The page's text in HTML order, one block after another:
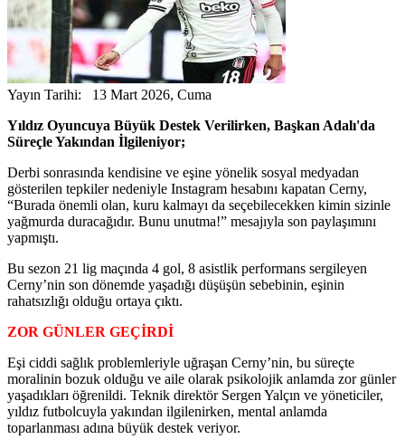
Yayın Tarihi: 13 Mart 2026, Cuma
Yıldız Oyuncuya Büyük Destek Verilirken, Başkan Adalı'da
Süreçle Yakından İlgileniyor;
Derbi sonrasında kendisine ve eşine yönelik sosyal medyadan
gösterilen tepkiler nedeniyle Instagram hesabını kapatan Cerny,
“Burada önemli olan, kuru kalmayı da seçebilecekken kimin sizinle
yağmurda duracağıdır. Bunu unutma!” mesajıyla son paylaşımını
yapmıştı.
Bu sezon 21 lig maçında 4 gol, 8 asistlik performans sergileyen
Cerny’nin son dönemde yaşadığı düşüşün sebebinin, eşinin
rahatsızlığı olduğu ortaya çıktı.
ZOR GÜNLER GEÇİRDİ
Eşi ciddi sağlık problemleriyle uğraşan Cerny’nin, bu süreçte
moralinin bozuk olduğu ve aile olarak psikolojik anlamda zor günler
yaşadıkları öğrenildi. Teknik direktör Sergen Yalçın ve yöneticiler,
yıldız futbolcuyla yakından ilgilenirken, mental anlamda
toparlanması adına büyük destek veriyor.